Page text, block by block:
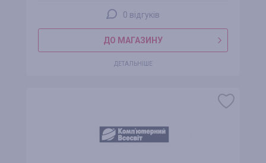
0 відгуків
ДО МАГАЗИНУ
ДЕТАЛЬНІШЕ